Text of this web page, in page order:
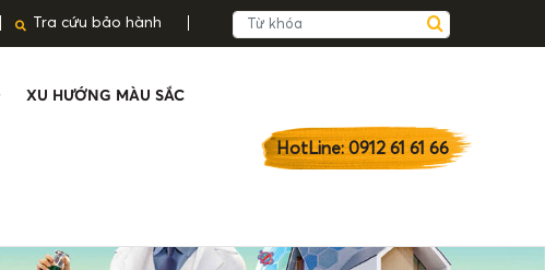
Tra cứu bảo hành
XU HƯỚNG MÀU SẮC
HotLine: 0912 61 61 66